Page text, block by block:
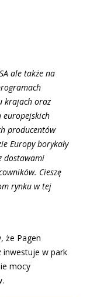
ale także na
krajach oraz
europejskich
producentów
Europy borykały
dostawami
Cieszę
rynku w tej
że Pagen
inwestuje w park
mocy